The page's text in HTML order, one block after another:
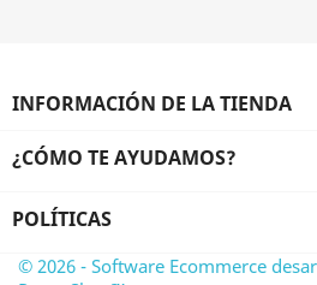
INFORMACIÓN DE LA TIENDA
¿CÓMO TE AYUDAMOS?
POLÍTICAS
© 2026 - Software Ecommerce